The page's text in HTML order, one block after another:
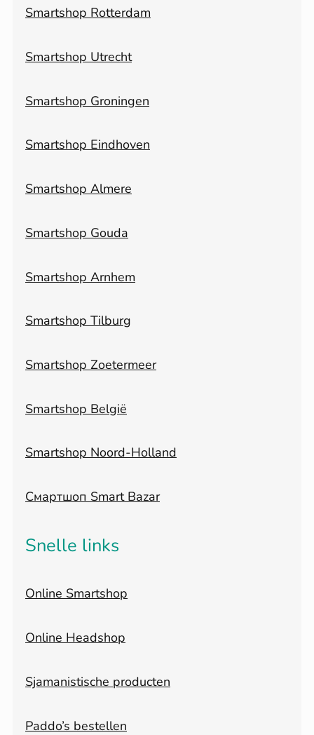
Smartshop Rotterdam
Smartshop Utrecht
Smartshop Groningen
Smartshop Eindhoven
Smartshop Almere
Smartshop Gouda
Smartshop Arnhem
Smartshop Tilburg
Smartshop Zoetermeer
Smartshop België
Smartshop Noord-Holland
Смартшоп Smart Bazar
Snelle links
Online Smartshop
Online Headshop
Sjamanistische producten
Paddo’s bestellen